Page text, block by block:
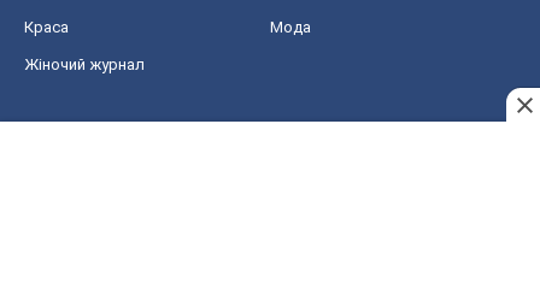
Краса Мода
Жіночий журнал